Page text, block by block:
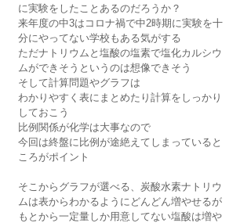
に実験をしたことあるのだろうか？
来年度の中3はコロナ禍で中2時期に実験を十
分にやってない学校もある気がする
ただナトリウムと塩酸の塩素で塩化カルシウ
ムができそうというのは想像できそう
そして計算問題やグラフは
わかりやすく表にまとめたり計算をしっかり
しておこう
比例関係が化学は大事なので
今回は終盤に比例が途絶えてしまっていると
ころがポイント
そこからグラフが選べる、炭酸水素ナトリウ
ムは表からわかるようにどんどん増やせるが
もとから一定量しか用意してない塩酸は増や